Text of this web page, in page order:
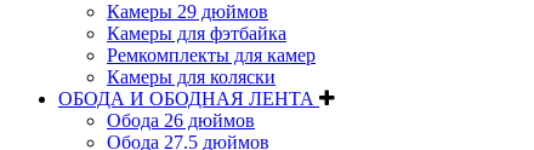
Камеры 29 дюймов
Камеры для фэтбайка
Ремкомплекты для камер
Камеры для коляски
ОБОДА И ОБОДНАЯ ЛЕНТА
Обода 26 дюймов
Обода 27.5 дюймов